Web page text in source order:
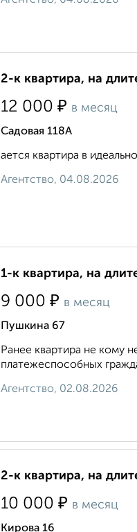
2-к квартира, на
12 000 ₽ в месяц
Садовая 118А
ается квартира в
Агентство, 04.08.2026
1-к квартира, на
9 000 ₽ в месяц
Пушкина 67
Ранее квартира не кому
платежеспособных
Агентство, 02.08.2026
2-к квартира, на
10 000 ₽ в месяц
Кирова 16